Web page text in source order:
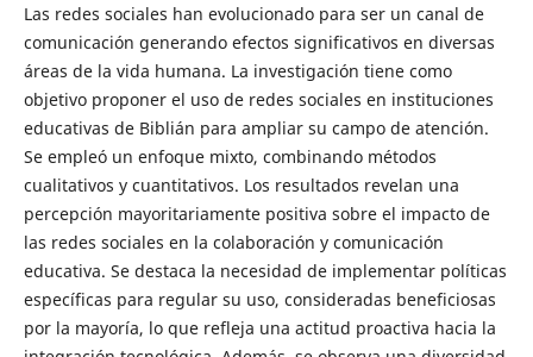
Las redes sociales han evolucionado para ser un canal de
comunicación generando efectos significativos en diversas
áreas de la vida humana. La investigación tiene como
objetivo proponer el uso de redes sociales en instituciones
educativas de Biblián para ampliar su campo de atención.
Se empleó un enfoque mixto, combinando métodos
cualitativos y cuantitativos. Los resultados revelan una
percepción mayoritariamente positiva sobre el impacto de
las redes sociales en la colaboración y comunicación
educativa. Se destaca la necesidad de implementar políticas
específicas para regular su uso, consideradas beneficiosas
por la mayoría, lo que refleja una actitud proactiva hacia la